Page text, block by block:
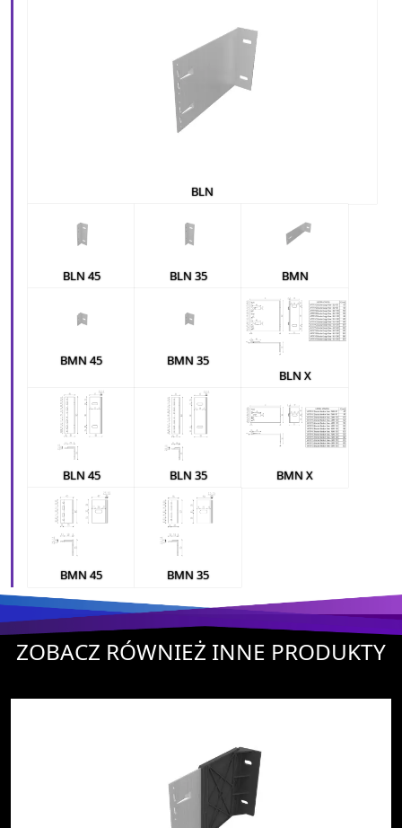
BLN
BLN 45 BLN 35 BMN
BMN 45
BMN 35
BLN X
BLN 45 BLN 35 BMN X
BMN 45 BMN 35
ZOBACZ RÓWNIEŻ INNE PRODUKTY